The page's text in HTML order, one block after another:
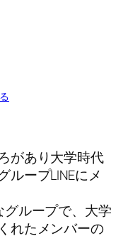
があり大学時代
ループLINEにメ
ループで、大学
れたメンバーの